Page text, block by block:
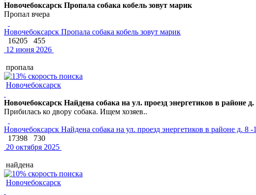
Новочебоксарск Пропала собака кобель зовут марик
Пропал вчера
Новочебоксарск Пропала собака кобель зовут марик
16205
455
12 июня 2026
пропала
Новочебоксарск
Новочебоксарск Найдена собака на ул. проезд энергетиков в районе д.
Прибилась ко двору собака. Ищем хозяев..
Новочебоксарск Найдена собака на ул. проезд энергетиков в районе д. 8 -1
17398
730
20 октября 2025
найдена
Новочебоксарск